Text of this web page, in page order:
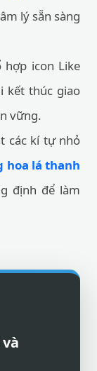
lý sẵn sàng
hợp icon Like
kết thúc giao
vững.
các kí tự nhỏ
hoa lá thanh
định để làm